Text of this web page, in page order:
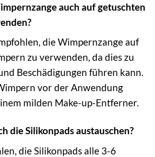
auch auf getuschten
die Wimpernzange auf
zu verwenden, da dies zu
Beschädigungen führen kann.
vor der Anwendung
milden Make-up-Entferner.
die Silikonpads austauschen?
die Silikonpads alle 3-6